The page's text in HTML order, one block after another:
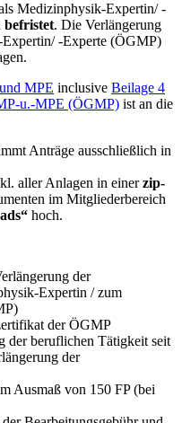
Medizinphysik-Expertin/ -
. Die Verlängerung
-Experte (ÖGMP)
MPE inclusive Beilage 4
u.-MPE (ÖGMP) ist an die
Anträge ausschließlich in
aller Anlagen in einerzip-
im Mitgliederbereich
hoch.
der
Expertin / zum
der ÖGMP
der beruflichen Tätigkeit seit
der
Ausmaß von 150 FP (bei